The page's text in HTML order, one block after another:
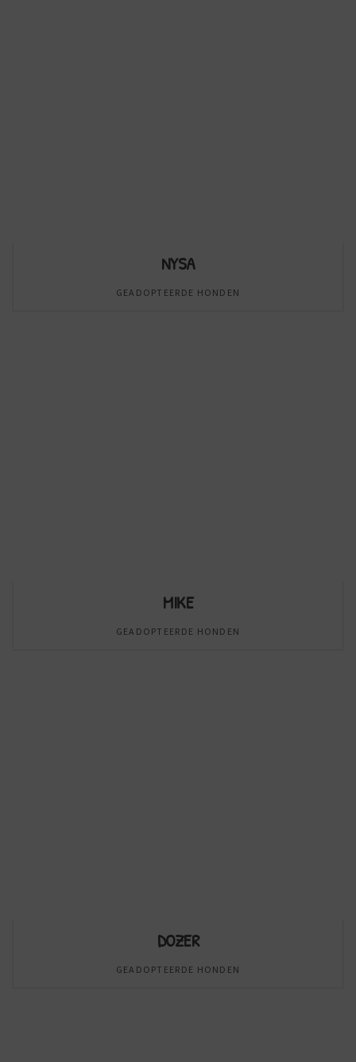
NYSA
GEADOPTEERDE HONDEN
MIKE
GEADOPTEERDE HONDEN
DOZER
GEADOPTEERDE HONDEN